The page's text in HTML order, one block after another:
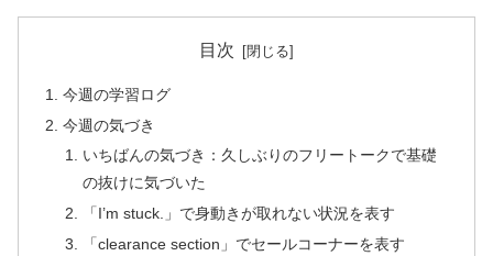
目次
今週の学習ログ
今週の気づき
いちばんの気づき：久しぶりのフリートークで基礎
の抜けに気づいた
「I’m stuck.」で身動きが取れない状況を表す
「clearance section」でセールコーナーを表す